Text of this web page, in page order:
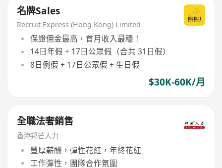
名牌Sales
Recruit Express (Hong Kong) Limited
保證佣金最高，首月收入最穩！
14日年假 + 17日公眾假（合共 31日假）
8日例假 + 17日公眾假 + 生日假
$30K-60K/月
全職法奢銷售
香港邦芒人力
豐厚薪酬，彈性花紅，年終花紅
工作彈性，團隊合作氛圍